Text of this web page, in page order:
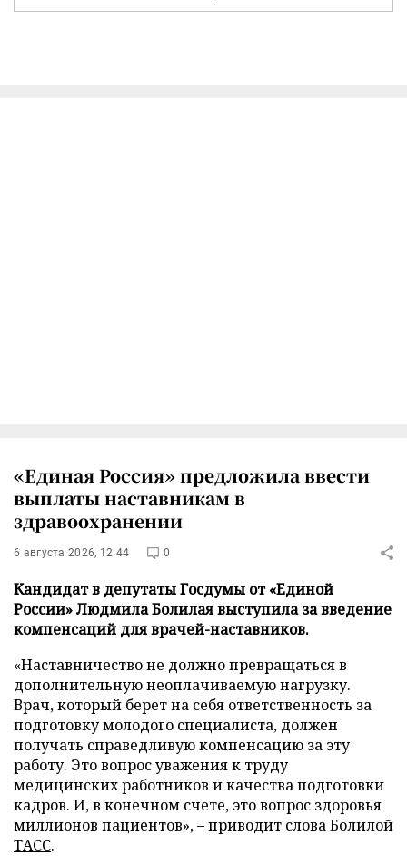
«Единая Россия» предложила ввести
выплаты наставникам в
здравоохранении
6 августа 2026, 12:44 0
Кандидат в депутаты Госдумы от «Единой
России» Людмила Болилая выступила за введение
компенсаций для врачей-наставников.
«Наставничество не должно превращаться в
дополнительную неоплачиваемую нагрузку.
Врач, который берет на себя ответственность за
подготовку молодого специалиста, должен
получать справедливую компенсацию за эту
работу. Это вопрос уважения к труду
медицинских работников и качества подготовки
кадров. И, в конечном счете, это вопрос здоровья
миллионов пациентов», – приводит слова Болилой
ТАСС.